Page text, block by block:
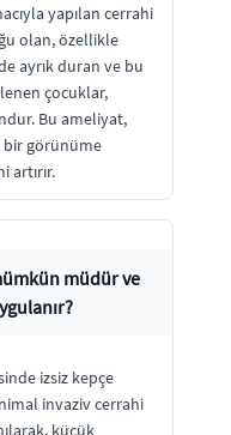
yapılan cerrahi
olan, özellikle
ayrık duran ve bu
çocuklar,
Bu ameliyat,
bir görünüme
artırır.
müdür ve
izsiz kepçe
invaziv cerrahi
küçük